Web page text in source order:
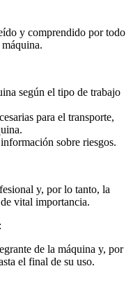
y comprendido por todo
según el tipo de trabajo
para el transporte,
sobre riesgos.
y, por lo tanto, la
vital importancia.
de la máquina y, por
el final de su uso.